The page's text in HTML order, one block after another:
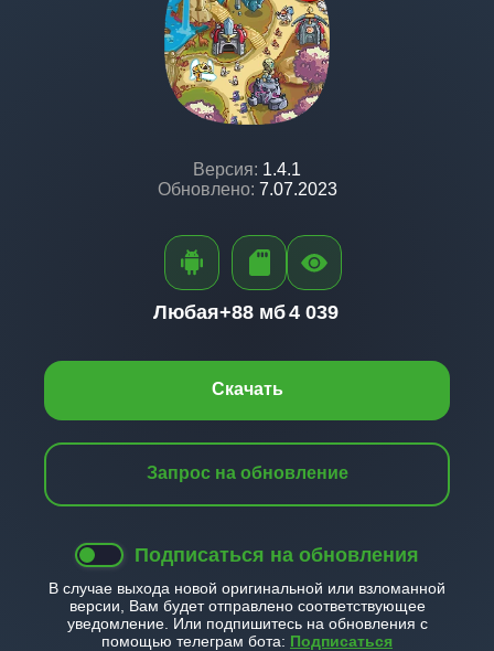
Версия: 1.4.1
Обновлено: 7.07.2023
Скачать
Запрос на обновление
Подписаться на обновления
В случае выхода новой оригинальной или взломанной
версии, Вам будет отправлено соответствующее
уведомление. Или подпишитесь на обновления с
помощью телеграм бота: Подписаться
Любая+88 мб4 039